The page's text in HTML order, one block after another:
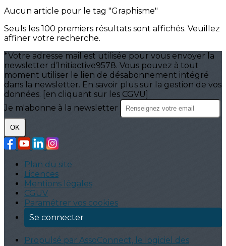
Aucun article pour le tag "Graphisme"
Seuls les 100 premiers résultats sont affichés. Veuillez
affiner votre recherche.
*Votre adresse mail est utilisée pour vous envoyer la
newsletter d’Initiactive9578. Vous pouvez à tout
moment utiliser le lien de désabonnement intégré
dans la newsletter. En savoir plus sur la gestion de vos
données. [en cliquant sur les CGVU]
Je m'abonne à la newsletter
OK
Plan du site
Licences
Mentions légales
CGUV
Paramétrer vos cookies
Se connecter
Propulsé par AssoConnect, le logiciel des